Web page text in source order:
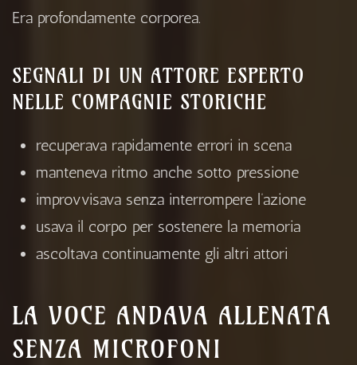
Era profondamente corporea.
SEGNALI DI UN ATTORE ESPERTO
NELLE COMPAGNIE STORICHE
recuperava rapidamente errori in scena
manteneva ritmo anche sotto pressione
improvvisava senza interrompere l’azione
usava il corpo per sostenere la memoria
ascoltava continuamente gli altri attori
LA VOCE ANDAVA ALLENATA
SENZA MICROFONI